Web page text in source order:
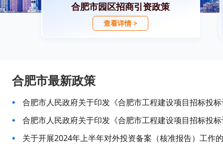
合肥市园区招商引资政策
查看详情 >
合肥市最新政策
关于开展2024年上半年对外投资备案（核准报告）工作